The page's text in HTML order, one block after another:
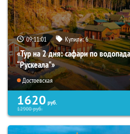
09:11:00 Купили:6
«Тур на 2 дня: сафари по
“Рускеала"»
Достоевская
1620 руб.
12900руб.